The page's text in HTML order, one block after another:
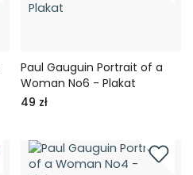
Paul Gauguin Portrait of a
Woman No6 - Plakat
49 zł